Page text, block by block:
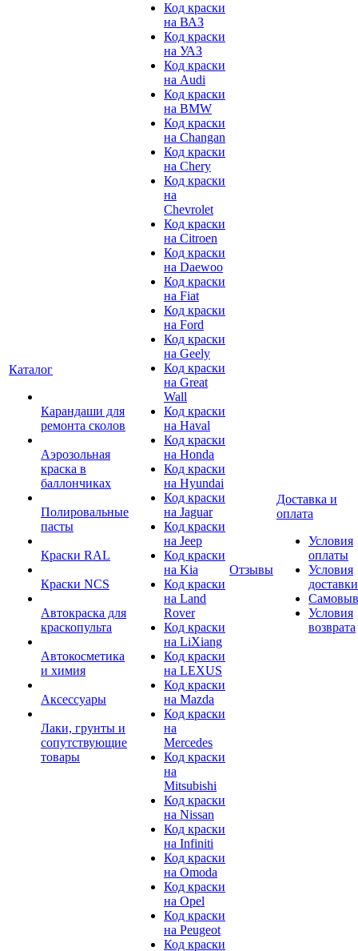
Каталог
Карандаши для
ремонта сколов
Аэрозольная
краска в
баллончиках
Полировальные
пасты
Краски RAL
Краски NCS
Автокраска для
краскопульта
Автокосметика
и химия
Аксессуары
Лаки, грунты и
сопутствующие
товары
Код краски
на ВАЗ
Код краски
на УАЗ
Код краски
на Audi
Код краски
на BMW
Код краски
на Changan
Код краски
на Chery
Код краски
на
Chevrolet
Код краски
на Citroen
Код краски
на Daewoo
Код краски
на Fiat
Код краски
на Ford
Код краски
на Geely
Код краски
на Great
Wall
Код краски
на Haval
Код краски
на Honda
Код краски
на Hyundai
Код краски
на Jaguar
Код краски
на Jeep
Код краски
на Kia
Код краски
на Land
Rover
Код краски
на LiXiang
Код краски
на LEXUS
Код краски
на Mazda
Код краски
на
Mercedes
Код краски
на
Mitsubishi
Код краски
на Nissan
Код краски
на Infiniti
Код краски
на Omoda
Код краски
на Opel
Код краски
на Peugeot
Код краски
Отзывы
Доставка и
оплата
Условия
оплаты
Условия
доставки
Условия
возврата